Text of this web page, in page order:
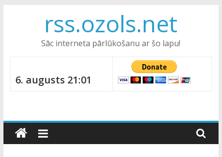
rss.ozols.net
Sāc interneta pārlūkošanu ar šo lapu!
6. augusts 21:01